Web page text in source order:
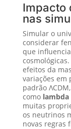
Impacto
nas
Simular o
considerar
que
efeitos da
variações em
padrão
como lambda
muitas
os neutrinos
novas regras